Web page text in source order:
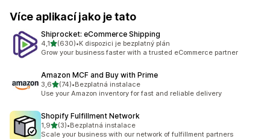
Více aplikací jako je tato
Shiprocket: eCommerce Shipping
4,1z 5 hvězd
(630)
Celkový počet recenzí: 630
•K dispozici je bezplatný plán
Grow your business faster with a trusted eCommerce partner
Amazon MCF and Buy with Prime
3,6z 5 hvězd
(74)
Celkový počet recenzí: 74
•Bezplatná instalace
Use your Amazon inventory for fast and reliable delivery
Shopify Fulfillment Network
1,9z 5 hvězd
(3)
Celkový počet recenzí: 3
•Bezplatná instalace
Scale your business with our network of fulfillment partners